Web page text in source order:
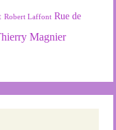
Robert Laffont Rue de
Magnier